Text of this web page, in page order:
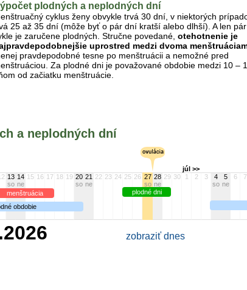
plodných a neplodných dní
cyklus ženy obvykle trvá 30 dní, v niektorých
25 až 35 dní (môže byť o pár dní kratší alebo dlhší). A len
je zaručene plodných. Stručne povedané, otehotnenie je
uprostred medzi dvoma
pravdepodobné tesne po menštruácii a nemožné pred
Za plodné dni je považované obdobie medzi 10 –
od začiatku menštruácie.
a neplodných dní
júl >>
13
so
14
ne
15 16 17 18 19 20
so
21
ne
22 23 24 25 26 27
so
28
ne
29 30 1 2 3
4
so
5
ne
6 7
menštruácia plodné dni
obdobie
zobraziť dnes